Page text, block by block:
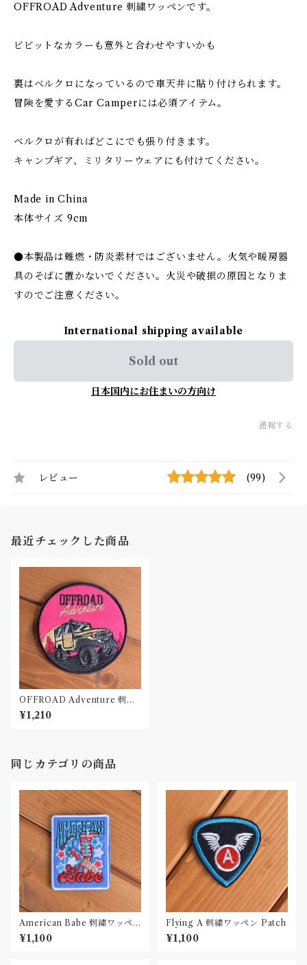
OFFROAD Adventure 刺繍ワッペンです。
ビビットなカラーも意外と合わせやすいかも
裏はベルクロになっているので車天井に貼り付けられます。
冒険を愛するCar Camperには必須アイテム。
ベルクロが有ればどこにでも張り付きます。
キャンプギア、ミリタリーウェアにも付けてください。
Made in China
本体サイズ 9cm
●本製品は難燃・防炎素材ではございません。火気や暖房器
具のそばに置かないでください。火災や破損の原因となりま
すのでご注意ください。
International shipping available
Sold out
日本国内にお住まいの方向け
通報する
レビュー (99)
最近チェックした商品
OFFROAD Adventure 刺繍
ワッペン Patch
¥1,210
同じカテゴリの商品
American Babe 刺繍ワッペ
ン Patch
¥1,100
Flying A 刺繍ワッペン Patch
¥1,100